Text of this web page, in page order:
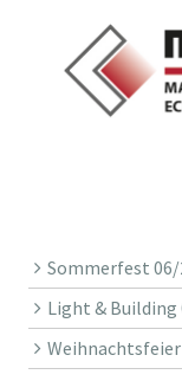
Sommerfest 06/
Light & Building